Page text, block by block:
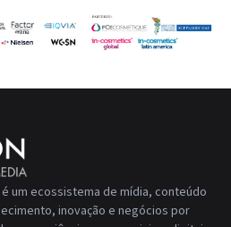
um ecossistema de mídia, conteúdo
inovação e negócios por